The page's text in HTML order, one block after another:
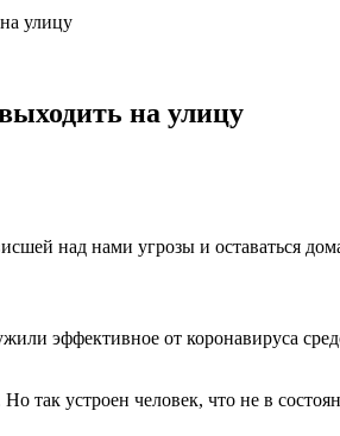
улицу
на улицу
над нами угрозы и оставаться
эффективное от коронавируса
так устроен человек, что не в